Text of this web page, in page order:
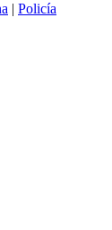
| Policía